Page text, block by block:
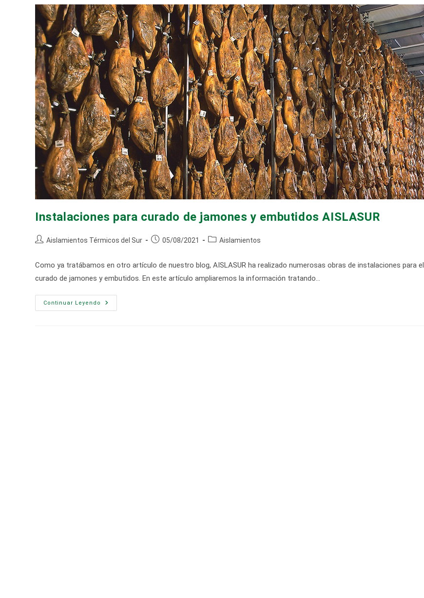
Instalaciones para curado de jamones y embutidos AISLASUR
Autor
entrada:
Aislamientos Térmicos del Sur
Publicación
entrada:
05/08/2021
Categoría
entrada:
Aislamientos
Como ya tratábamos en otro artículo de nuestro blog, AISLASUR ha realizado numerosas obras de instalaciones para el
curado de jamones y embutidos. En este artículo ampliaremos la información tratando…
Continuar Leyendo
Instalaciones
Para